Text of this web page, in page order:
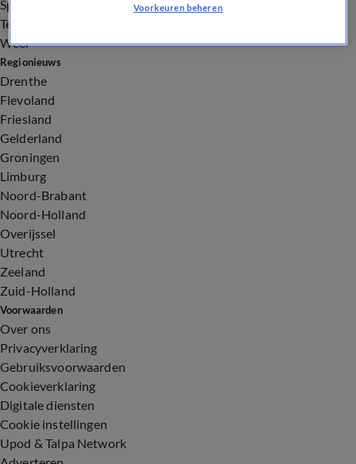
Sport
Tech
Weer
Regionieuws
Drenthe
Flevoland
Friesland
Gelderland
Groningen
Limburg
Noord-Brabant
Noord-Holland
Overijssel
Utrecht
Zeeland
Zuid-Holland
Voorwaarden
Over ons
Privacyverklaring
Gebruiksvoorwaarden
Cookieverklaring
Digitale diensten
Cookie instellingen
Upod & Talpa Network
Voorkeuren beheren